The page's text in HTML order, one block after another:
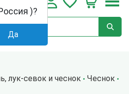
лук-севок и чеснок
Чеснок
)?
Да